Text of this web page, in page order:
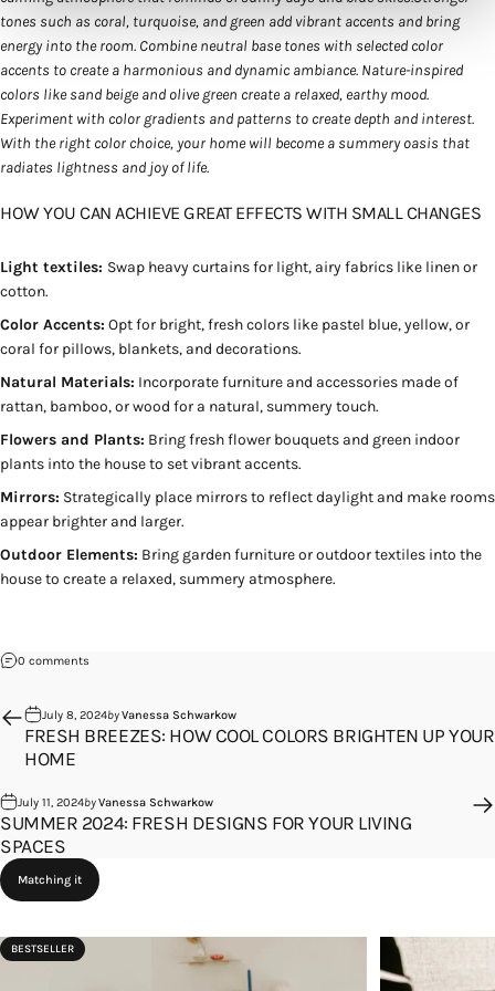
Wir verwenden Cookies, um Inhalte und Anzeigen zu
personalisieren, Funktionen für soziale Medien anbieten
zu können und die Zugriffe auf unsere Website zu
analysieren. Außerdem geben wir Informationen zu Ihrer
Verwendung unserer Website an unsere Partner für
soziale Medien, Werbung und Analysen weiter. Unsere
Partner führen diese Informationen möglicherweise mit
tones such as coral, turquoise, and green add vibrant accents and bring
energy into the room. Combine neutral base tones with selected color
accents to create a harmonious and dynamic ambiance. Nature-inspired
colors like sand beige and olive green create a relaxed, earthy mood.
Experiment with color gradients and patterns to create depth and interest.
With the right color choice, your home will become a summery oasis that
radiates lightness and joy of life.
HOW YOU CAN ACHIEVE GREAT EFFECTS WITH SMALL CHANGES
Light textiles: Swap heavy curtains for light, airy fabrics like linen or
cotton.
Color Accents: Opt for bright, fresh colors like pastel blue, yellow, or
coral for pillows, blankets, and decorations.
Natural Materials: Incorporate furniture and accessories made of
rattan, bamboo, or wood for a natural, summery touch.
Flowers and Plants: Bring fresh flower bouquets and green indoor
plants into the house to set vibrant accents.
Mirrors: Strategically place mirrors to reflect daylight and make rooms
appear brighter and larger.
Outdoor Elements: Bring garden furniture or outdoor textiles into the
house to create a relaxed, summery atmosphere.
0 comments
July 8, 2024byVanessa Schwarkow
FRESH BREEZES: HOW COOL COLORS BRIGHTEN UP YOUR
HOME
July 11, 2024byVanessa Schwarkow
SUMMER 2024: FRESH DESIGNS FOR YOUR LIVING
SPACES
Matching it
BESTSELLER